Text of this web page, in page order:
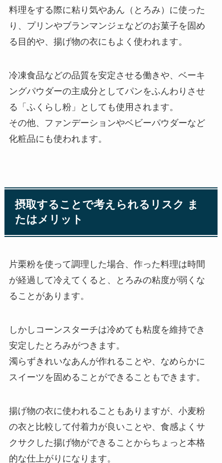
料理をする際に粘り気やあん（とろみ）に使った
り、プリンやブランマンジェなどのお菓子を固め
る目的や、揚げ物の衣にもよく使われます。
冷凍食品などの品質を安定させる働きや、ベーキ
ングパウダーの主成分としてパンをふんわりさせ
る 「ふくらし粉」
としても使用されます。
その他、ファンデーションやベビーパウダーなど
化粧品にも使われます。
摂取することで考えられるリスク ま
たはメリット
片栗粉を使って調理した場合、作った料理は時間
が経過して冷えてくると、とろみの粘度が弱くな
ることがあります。
しかしコーンスターチは冷めても粘度を維持でき
安定したとろみがつきます。
濁らずきれいなあんが作れることや、なめらかに
スイーツを固めることができることもできます。
揚げ物の衣に使われることもありますが、小麦粉
の衣と比較して付着力が良いことや、食感よくサ
クサクした揚げ物ができることからちょっと本格
的な仕上がりになります。